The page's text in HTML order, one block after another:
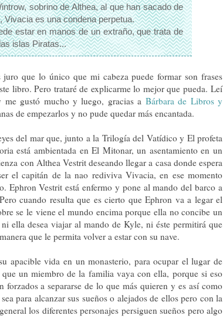
sobrino de Althea, al que han sacado de
es una condena perpetua.
estar en manos de un extraño, que trata de
islas Piratas...
que lo único que mi cabeza puede formar son frases
libro. Pero trataré de explicarme lo mejor que pueda. Leí
me gustó mucho y luego, gracias a Bárbara de Libros y
de empezarlos y no pude quedar más encantada.
del mar que, junto a la Trilogía del Vatídico y El profeta
está ambientada en El Mitonar, un asentamiento en un
con Althea Vestrit deseando llegar a casa donde espera
el capitán de la nao rediviva Vivacia, en ese momento
Ephron Vestrit está enfermo y pone al mando del barco a
cuando resulta que es cierto que Ephron va a legar el
se le viene el mundo encima porque ella no concibe un
ella desea viajar al mando de Kyle, ni éste permitirá que
que le permita volver a estar con su nave.
apacible vida en un monasterio, para ocupar el lugar de
un miembro de la familia vaya con ella, porque si eso
forzados a separarse de lo que más quieren y es así como
para alcanzar sus sueños o alejados de ellos pero con la
los diferentes personajes persiguen sueños pero algo